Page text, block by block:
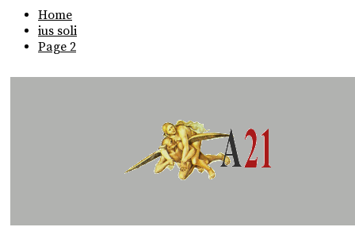
Home
ius soli
Page 2